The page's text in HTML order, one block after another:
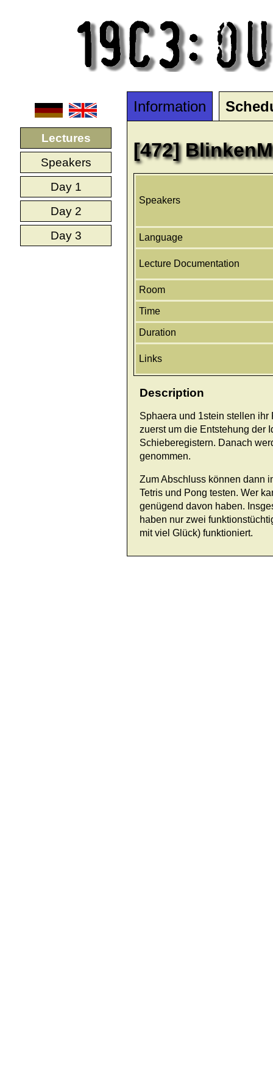
Lectures
Speakers
Day 1
Day 2
Day 3
Information
[472]
Speakers
Language
Lecture Documentation
Room
Time
Duration
Links
Description
Sphaera und 1stein stellen
zuerst um die Entstehung der
Schieberegistern. Danach
genommen.
Zum Abschluss können dann
Tetris und Pong testen. Wer
genügend davon haben.
haben nur zwei
mit viel Glück) funktioniert.